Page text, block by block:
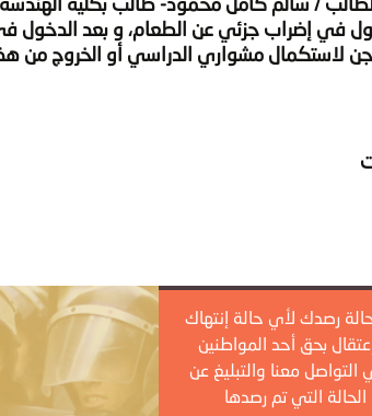
في إضراب جزئي عن الطعام، و بعد الدخول
لاستكمال مشواري الدراسي أو الخروج من
رصدك لأي حالة إنتهاك
بحق أحد المواطنين
التواصل معنا والتبليغ عن
الحالة التي تم رصدها